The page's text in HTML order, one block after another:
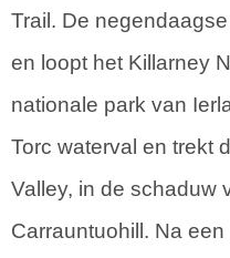
Trail. De
en loopt het Killarney
nationale park van
Torc waterval en trekt
Valley, in de schaduw
Carrauntuohill. Na